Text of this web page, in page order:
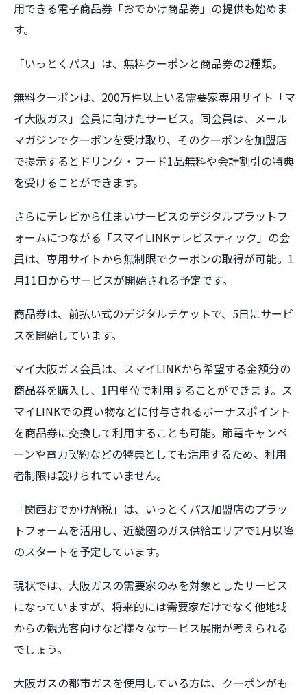
用できる電子商品券「おでかけ商品券」の提供も始めま
す。
「いっとくパス」は、無料クーポンと商品券の2種類。
無料クーポンは、200万件以上いる需要家専用サイト「マ
イ大阪ガス」会員に向けたサービス。同会員は、メール
マガジンでクーポンを受け取り、そのクーポンを加盟店
で提示するとドリンク・フード1品無料や会計割引の特典
を受けることができます。
さらにテレビから住まいサービスのデジタルプラットフ
ォームにつながる「スマイLINKテレビスティック」の会
員は、専用サイトから無制限でクーポンの取得が可能。1
月11日からサービスが開始される予定です。
商品券は、前払い式のデジタルチケットで、5日にサービ
スを開始しています。
マイ大阪ガス会員は、スマイLINKから希望する金額分の
商品券を購入し、1円単位で利用することができます。ス
マイLINKでの買い物などに付与されるボーナスポイント
を商品券に交換して利用することも可能。節電キャンペ
ーンや電力契約などの特典としても活用するため、利用
者制限は設けられていません。
「関西おでかけ納税」は、いっとくパス加盟店のプラッ
トフォームを活用し、近畿圏のガス供給エリアで1月以降
のスタートを予定しています。
現状では、大阪ガスの需要家のみを対象としたサービス
になっていますが、将来的には需要家だけでなく他地域
からの観光客向けなど様々なサービス展開が考えられる
でしょう。
大阪ガスの都市ガスを使用している方は、クーポンがも